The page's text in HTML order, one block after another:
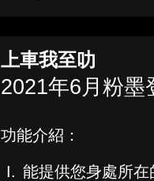
上車我至叻
2021年6月粉墨
功能介紹：
能提供您身處所